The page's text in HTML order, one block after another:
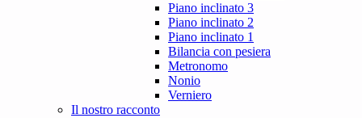
Piano inclinato 3
Piano inclinato 2
Piano inclinato 1
Bilancia con pesiera
Metronomo
Nonio
Verniero
Il nostro racconto